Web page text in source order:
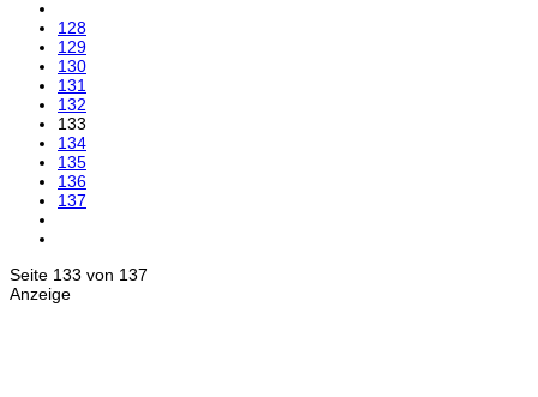
128
129
130
131
132
133
134
135
136
137
Seite 133 von 137
Anzeige